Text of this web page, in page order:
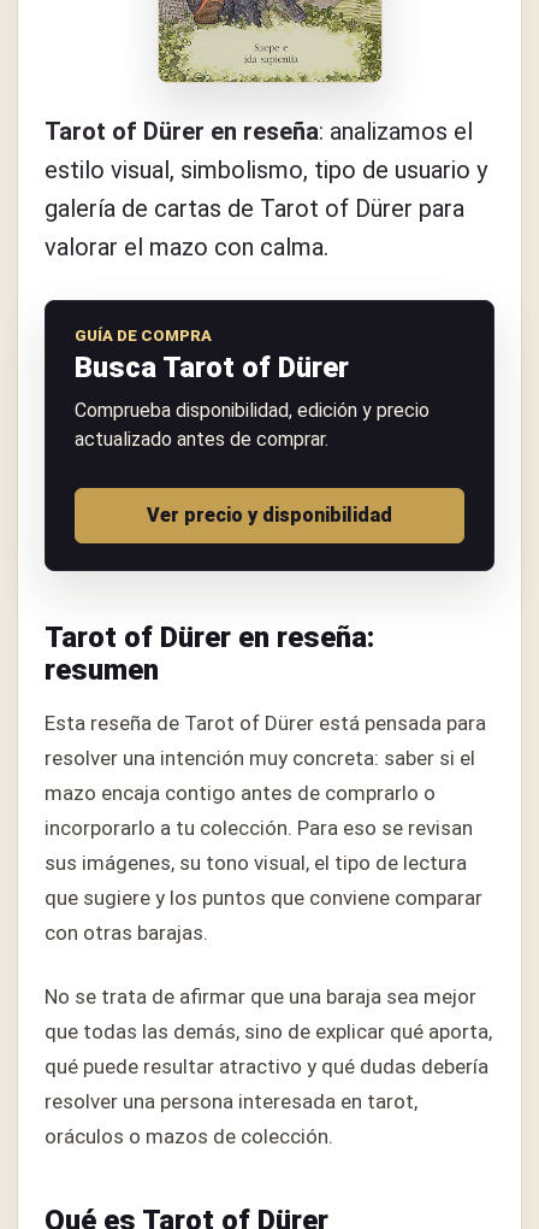
Tarot of Dürer en reseña: analizamos el
estilo visual, simbolismo, tipo de usuario y
galería de cartas de Tarot of Dürer para
valorar el mazo con calma.
GUÍA DE COMPRA
Busca Tarot of Dürer
Comprueba disponibilidad, edición y precio
actualizado antes de comprar.
Ver precio y disponibilidad
Tarot of Dürer en reseña:
resumen
Esta reseña de Tarot of Dürer está pensada para
resolver una intención muy concreta: saber si el
mazo encaja contigo antes de comprarlo o
incorporarlo a tu colección. Para eso se revisan
sus imágenes, su tono visual, el tipo de lectura
que sugiere y los puntos que conviene comparar
con otras barajas.
No se trata de afirmar que una baraja sea mejor
que todas las demás, sino de explicar qué aporta,
qué puede resultar atractivo y qué dudas debería
resolver una persona interesada en tarot,
oráculos o mazos de colección.
Qué es Tarot of Dürer